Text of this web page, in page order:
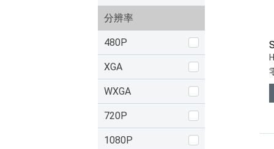
分辨率
480P
XGA
WXGA
720P
1080P